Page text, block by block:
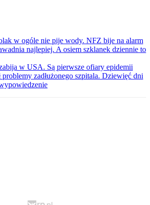
w ogóle nie pije wody. NFZ bije na alarm
najlepiej. A osiem szklanek dziennie to
w USA. Są pierwsze ofiary epidemii
zadłużonego szpitala. Dziewięć dni